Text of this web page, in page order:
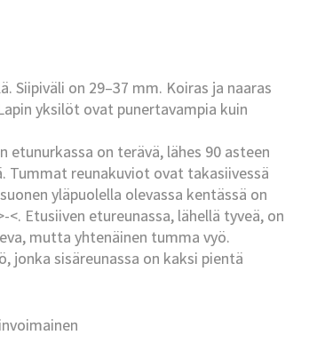
Siipiväli on 29–37 mm. Koiras ja naaras
yksilöt ovat punertavampia kuin
on terävä, lähes 90 asteen
Tummat reunakuviot ovat takasiivessä
yläpuolella olevassa kentässä on
Etusiiven etureunassa, lähellä tyveä, on
mutta yhtenäinen tumma vyö.
jonka sisäreunassa on kaksi pientä